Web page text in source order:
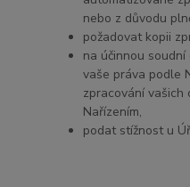
nebo z důvodu
požadovat kopii
na účinnou
vaše práva podle
zpracování vašich
Nařízením,
podat stížnost u